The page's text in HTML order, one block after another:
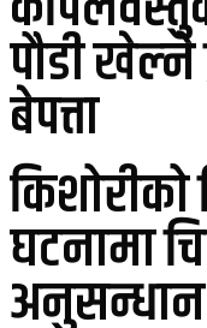
पौडी खेल्ने
बेपत्ता
घटनामा
अनुसन्धान